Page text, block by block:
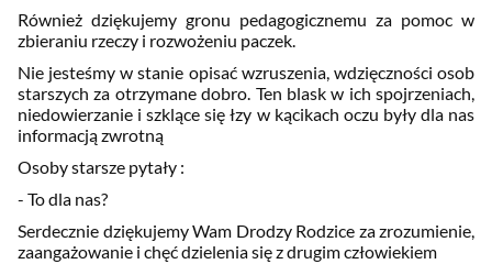
Również dziękujemy gronu pedagogicznemu za pomoc w
zbieraniu rzeczy i rozwożeniu paczek.
Nie jesteśmy w stanie opisać wzruszenia, wdzięczności osob
starszych za otrzymane dobro. Ten blask w ich spojrzeniach,
niedowierzanie i szklące się łzy w kącikach oczu były dla nas
informacją zwrotną
Osoby starsze pytały :
- To dla nas?
Serdecznie dziękujemy Wam Drodzy Rodzice za zrozumienie,
zaangażowanie i chęć dzielenia się z drugim człowiekiem